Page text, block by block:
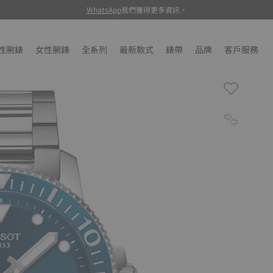
WhatsApp我們獲得更多資訊。
腕錶 女性腕錶 全系列 最新款式 錶帶 品牌 客戶服務